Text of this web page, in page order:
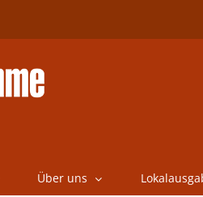
Über uns